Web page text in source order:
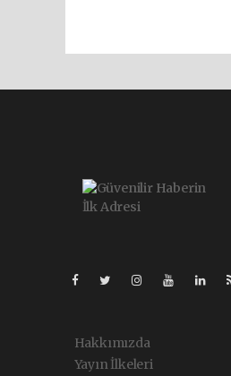
Hakkımızda
Yayın İlkeleri